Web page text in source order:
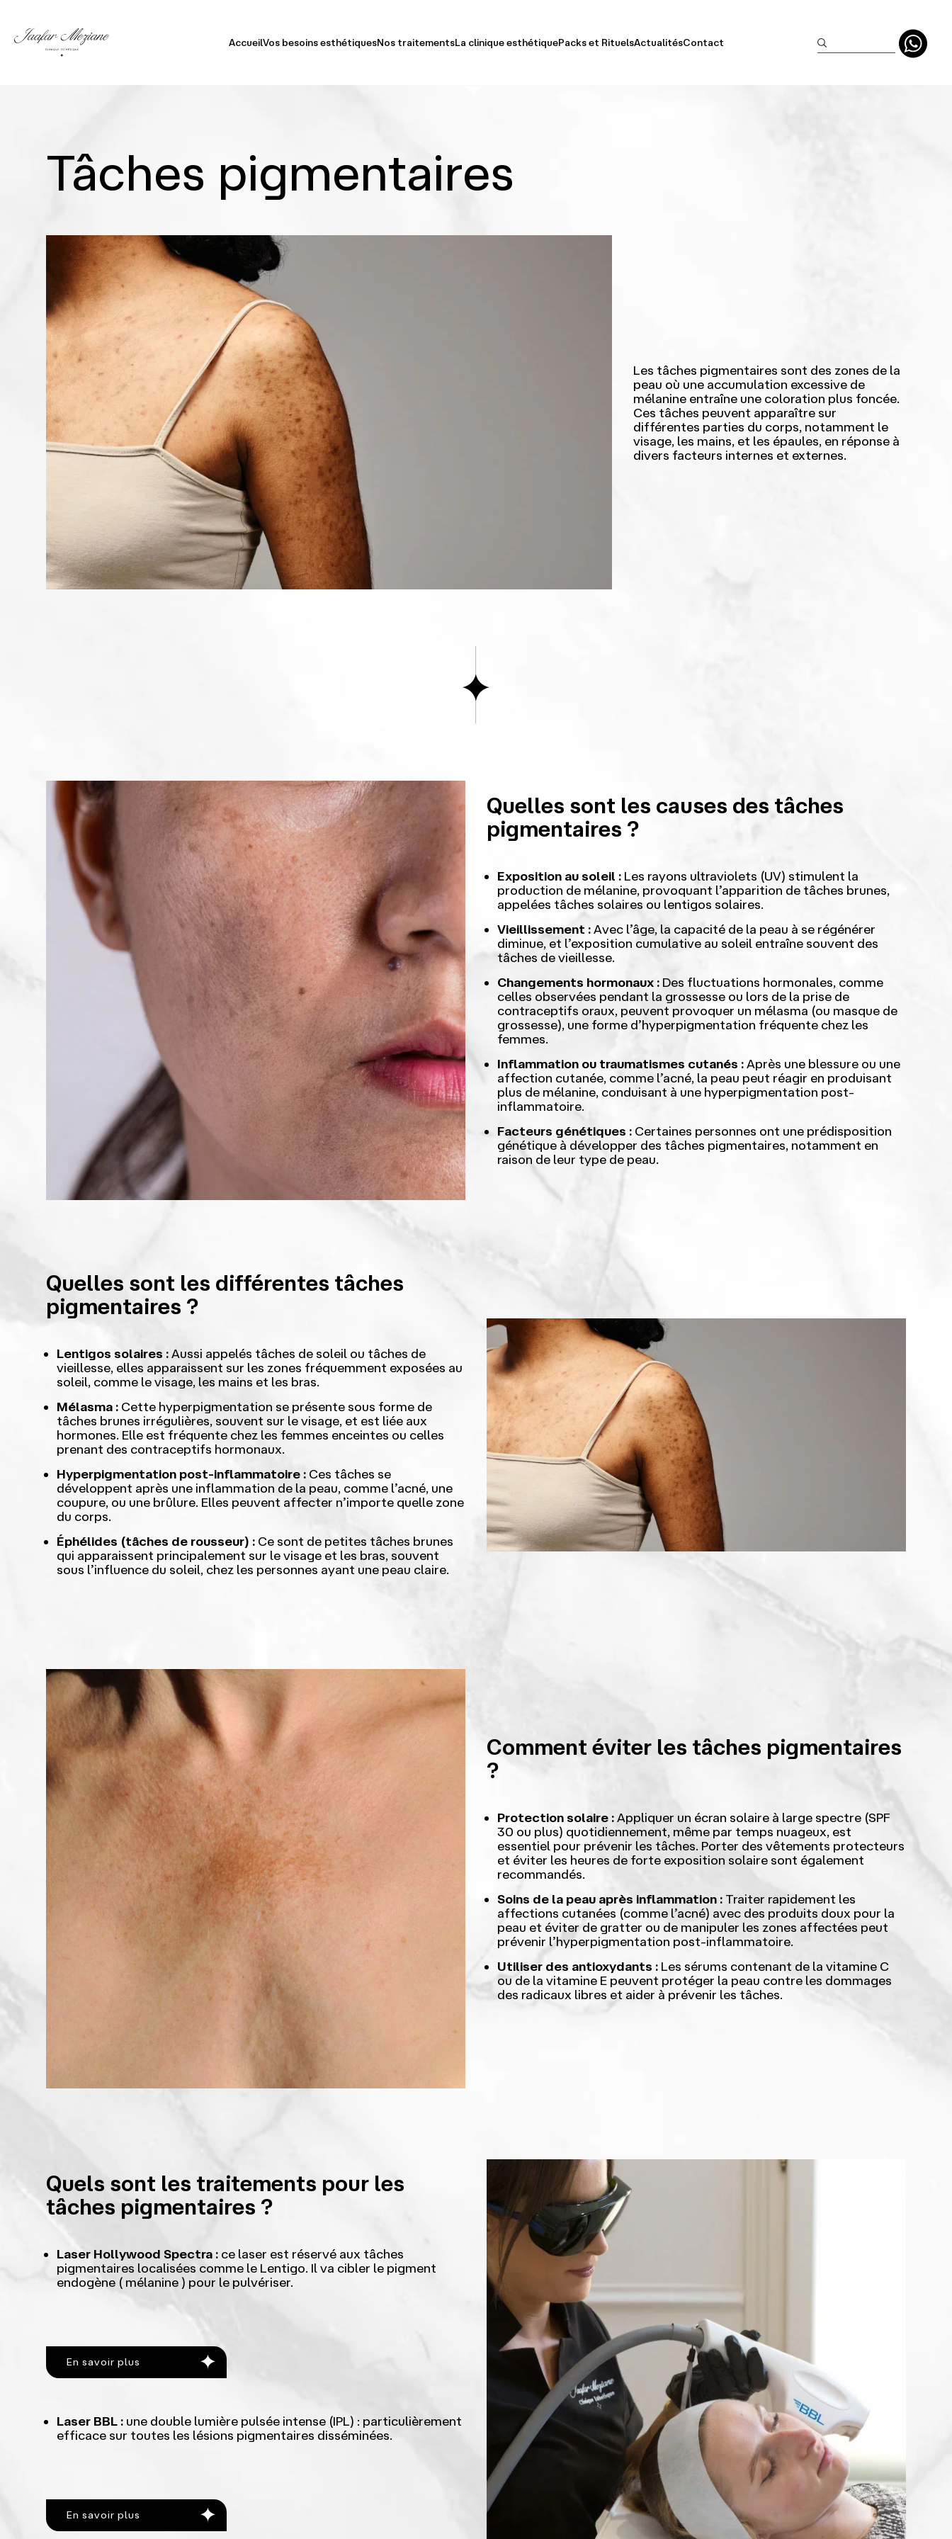
AccueilVos besoins esthétiquesNos traitementsLa clinique esthétiquePacks et RituelsActualitésContact
Tâches pigmentaires
Les tâches pigmentaires sont des zones de la
peau où une accumulation excessive de
mélanine entraîne une coloration plus foncée.
Ces tâches peuvent apparaître sur
différentes parties du corps, notamment le
visage, les mains, et les épaules, en réponse à
divers facteurs internes et externes.
Quelles sont les causes des tâches
pigmentaires ?
Exposition au soleil : Les rayons ultraviolets (UV) stimulent la
production de mélanine, provoquant l’apparition de tâches brunes,
appelées tâches solaires ou lentigos solaires.
Vieillissement : Avec l’âge, la capacité de la peau à se régénérer
diminue, et l’exposition cumulative au soleil entraîne souvent des
tâches de vieillesse.
Changements hormonaux : Des fluctuations hormonales, comme
celles observées pendant la grossesse ou lors de la prise de
contraceptifs oraux, peuvent provoquer un mélasma (ou masque de
grossesse), une forme d’hyperpigmentation fréquente chez les
femmes.
Inflammation ou traumatismes cutanés : Après une blessure ou une
affection cutanée, comme l’acné, la peau peut réagir en produisant
plus de mélanine, conduisant à une hyperpigmentation post-
inflammatoire.
Facteurs génétiques : Certaines personnes ont une prédisposition
génétique à développer des tâches pigmentaires, notamment en
raison de leur type de peau.
Quelles sont les différentes tâches
pigmentaires ?
Lentigos solaires : Aussi appelés tâches de soleil ou tâches de
vieillesse, elles apparaissent sur les zones fréquemment exposées au
soleil, comme le visage, les mains et les bras.
Mélasma : Cette hyperpigmentation se présente sous forme de
tâches brunes irrégulières, souvent sur le visage, et est liée aux
hormones. Elle est fréquente chez les femmes enceintes ou celles
prenant des contraceptifs hormonaux.
Hyperpigmentation post-inflammatoire : Ces tâches se
développent après une inflammation de la peau, comme l’acné, une
coupure, ou une brûlure. Elles peuvent affecter n’importe quelle zone
du corps.
Éphélides (tâches de rousseur) : Ce sont de petites tâches brunes
qui apparaissent principalement sur le visage et les bras, souvent
sous l’influence du soleil, chez les personnes ayant une peau claire.
Comment éviter les tâches pigmentaires
?
Protection solaire : Appliquer un écran solaire à large spectre (SPF
30 ou plus) quotidiennement, même par temps nuageux, est
essentiel pour prévenir les tâches. Porter des vêtements protecteurs
et éviter les heures de forte exposition solaire sont également
recommandés.
Soins de la peau après inflammation : Traiter rapidement les
affections cutanées (comme l’acné) avec des produits doux pour la
peau et éviter de gratter ou de manipuler les zones affectées peut
prévenir l’hyperpigmentation post-inflammatoire.
Utiliser des antioxydants : Les sérums contenant de la vitamine C
ou de la vitamine E peuvent protéger la peau contre les dommages
des radicaux libres et aider à prévenir les tâches.
Quels sont les traitements pour les
tâches pigmentaires ?
Laser Hollywood Spectra : ce laser est réservé aux tâches
pigmentaires localisées comme le Lentigo. Il va cibler le pigment
endogène ( mélanine ) pour le pulvériser.
En savoir plus
Laser BBL : une double lumière pulsée intense (IPL) : particulièrement
efficace sur toutes les lésions pigmentaires disséminées.
En savoir plus